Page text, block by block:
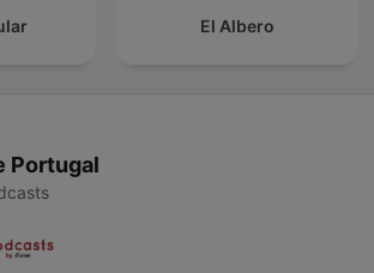
El Albero
Portugal